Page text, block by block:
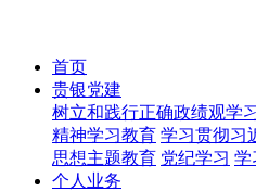
首页
贵银党建
树立和践行正确政绩观学
精神学习教育 学习贯彻习
思想主题教育 党纪学习 学
个人业务